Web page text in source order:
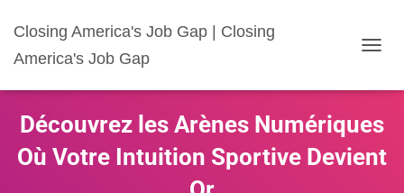
Closing America's Job Gap | Closing
America's Job Gap
G
L
Découvrez les Arènes Numériques
Où Votre Intuition Sportive Devient